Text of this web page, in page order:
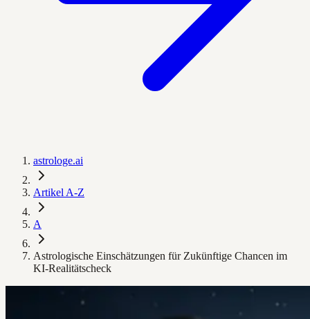
astrologe.ai
Artikel A-Z
A
Astrologische Einschätzungen für Zukünftige Chancen im
KI-Realitätscheck